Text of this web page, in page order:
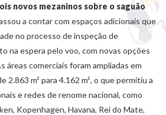
novos mezaninos sobre o saguão
a contar com espaços adicionais que
no processo de inspeção de
na espera pelo voo, com novas opções
áreas comerciais foram ampliadas em
2.863 m² para 4.162 m², o que permitiu a
e redes de renome nacional, como
Kopenhagen, Havana, Rei do Mate,